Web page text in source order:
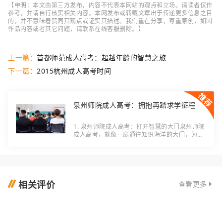
【申明：本文由第三方发布，内容不代表本网站的观点和立场。请读者仅作
参考，并请自行核实相关内容。本网发布或转载文章出于传递更多信息之目
的，并不意味着赞同其观点或证实其描述。我们重在分享，尊重原创，如因
作品内容或者其它问题，请联系在线客服删除。】
上一篇： 首都师范成人高考：超越年龄的智慧之旅
下一篇： 2015杭州成人高考时间
泉州师院成人高考：拥抱再踏求学征程
1. 泉州师院成人高考：打开智慧的大门泉州师院
成人高考，就像一扇通往知识海洋的大门，为那
相关评价 查看更多